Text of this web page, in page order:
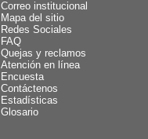
Correo institucional
Mapa del sitio
Redes Sociales
FAQ
Quejas y reclamos
Atención en línea
Encuesta
Contáctenos
Estadísticas
Glosario